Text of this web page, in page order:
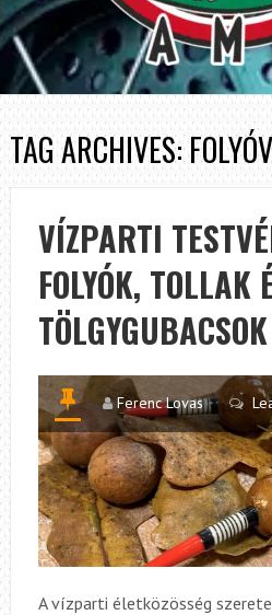
TAG ARCHIVES:
VÍZPARTI
FOLYÓK, TOLLAK
TÖLGYGUBACSOK
Ferenc Lovas
A vízparti életközösség